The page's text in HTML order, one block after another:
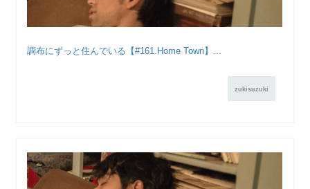
調布にずっと住んでいる【#161.Home Town】...
zukisuzuki